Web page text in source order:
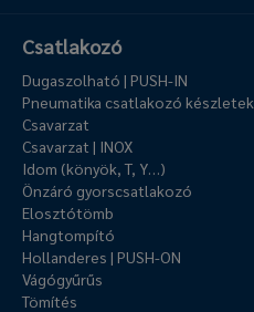
Csatlakozó
Dugaszolható | PUSH-IN
Pneumatika csatlakozó készletek
Csavarzat
Csavarzat | INOX
Idom (könyök, T, Y…)
Önzáró gyorscsatlakozó
Elosztótömb
Hangtompító
Hollanderes | PUSH-ON
Vágógyűrűs
Tömítés